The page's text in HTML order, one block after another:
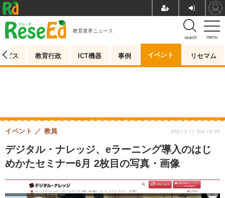
menu
search
教育業界ニュース
ビス 教育行政 ICT機器 事例 イベント リセマム
デジタル・ナレッジ、eラーニング導入のはじ
めかたセミナー6月 2枚目の写真・画像
イベント 教員 2021.5.11 Tue 16:20